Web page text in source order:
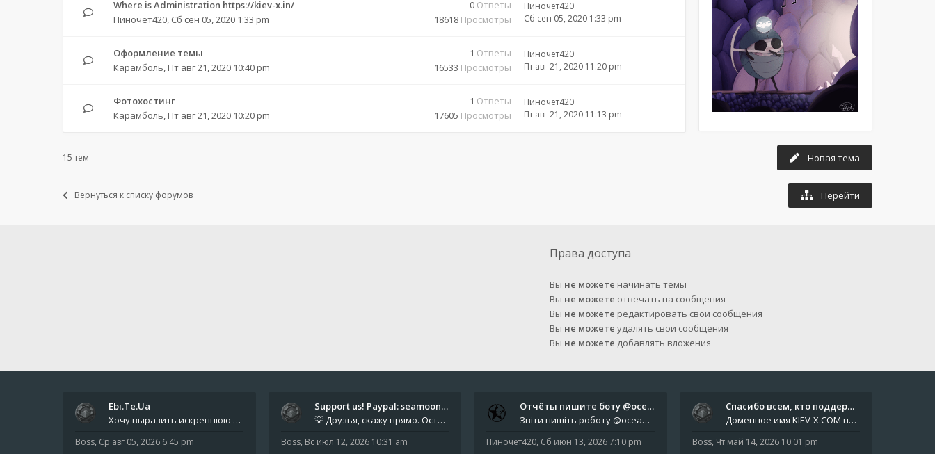
Where is Administration https://kiev-x.in/
Пиночет420, Сб сен 05, 2020 1:33 pm
0 Ответы
18618 Просмотры
Пиночет420
Сб сен 05, 2020 1:33 pm
Оформление темы
Карамболь, Пт авг 21, 2020 10:40 pm
1 Ответы
16533 Просмотры
Пиночет420
Пт авг 21, 2020 11:20 pm
Фотохостинг
Карамболь, Пт авг 21, 2020 10:20 pm
1 Ответы
17605 Просмотры
Пиночет420
Пт авг 21, 2020 11:13 pm
Новая тема
15 тем
Вернуться к списку форумов Перейти
Права доступа
Вы не можете начинать темы
Вы не можете отвечать на сообщения
Вы не можете редактировать свои сообщения
Вы не можете удалять свои сообщения
Вы не можете добавлять вложения
Ebi.Te.Ua
Хочу выразить искреннюю благодарность всем анонимным пользователям, которые поддержали наше сообщество финансово. Благод
Boss, Ср авг 05, 2026 6:45 pm
Support us! Paypal: seamoonpa…
💡 Друзья, скажу прямо. Осталось мало времени. За это время нам нужно закрыть последние обязательные расходы: около 500
Boss, Вс июл 12, 2026 10:31 am
Отчёты пишите боту @oceanfish…
Звіти пишіть роботу @oceanfishbotbot Друзі, важливе повідомлення для учасників форума. Основне звернення опублікован
Пиночет420, Сб июн 13, 2026 7:10 pm
Спасибо всем, кто поддерживае…
Доменное имя KIEV-X.COM продлено до третьей декады августа 2027 года! Спасибо всем анонимным пользователям, которые по
Boss, Чт май 14, 2026 10:01 pm